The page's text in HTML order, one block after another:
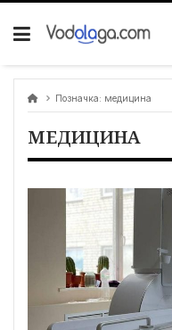
Позначка: медицина
МЕДИЦИНА